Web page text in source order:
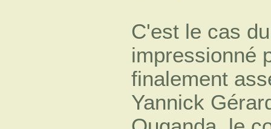
C'est le cas
impressionné
finalement
Yannick